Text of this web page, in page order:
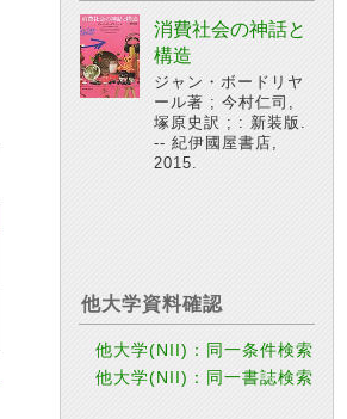
消費社会の神話と
構造
ジャン・ボードリヤ
ール著 ; 今村仁司,
塚原史訳 ; : 新装版.
-- 紀伊國屋書店,
2015.
他大学資料確認
他大学(NII)：同一条件検索
他大学(NII)：同一書誌検索